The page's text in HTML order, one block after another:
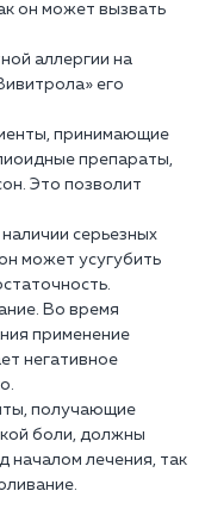
он может вызвать
аллергии на
его
принимающие
препараты,
Это позволит
серьезных
может усугубить
Во время
применение
негативное
получающие
боли, должны
началом лечения, так